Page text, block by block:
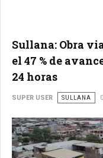
Sullana: Obra
el 47 % de
24 horas
SUPER USER SULLANA